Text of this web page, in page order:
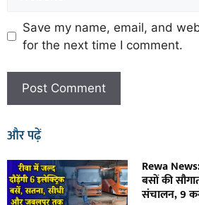
Save my name, email, and
for the next time I comment.
और पढ़ें
Rewa
बसों की
संचालन, 9